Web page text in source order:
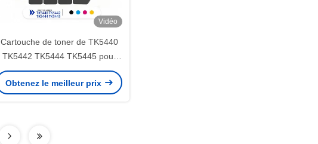
Vidéo
Cartouche de toner de TK5440
TK5442 TK5444 TK5445 pour
Kyocera ECOSYS PA2100
MA2100
Obtenez le meilleur prix